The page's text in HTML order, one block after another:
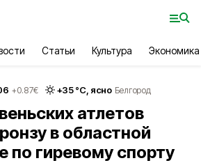
Статьи Культура Экономика
+0.87€ +35°С, ясно Белгород
атлетов
в областной
по гиревому спорту